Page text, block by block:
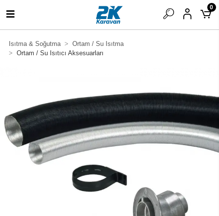
0
Isıtma & Soğutma
Ortam / Su Isıtma
Ortam / Su Isıtıcı Aksesuarları